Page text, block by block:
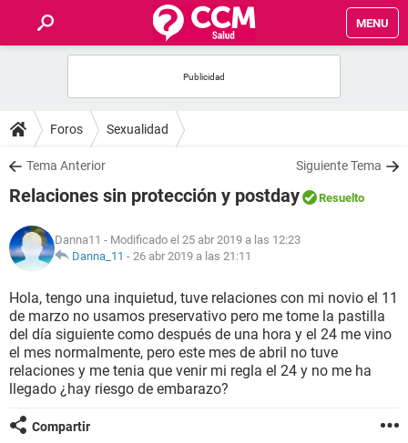
MENU
FOROS
SALUD
NUTRICIÓN
BIENESTAR
SEXUALIDAD
GLOSARIO
Foros Sexualidad
Tema Anterior Siguiente Tema
Relaciones sin protección y postday Resuelto
Danna11 - Modificado el 25 abr 2019 a las 12:23
Danna_11 - 26 abr 2019 a las 21:11
Hola, tengo una inquietud, tuve relaciones con mi novio el 11
de marzo no usamos preservativo pero me tome la pastilla
del día siguiente como después de una hora y el 24 me vino
el mes normalmente, pero este mes de abril no tuve
relaciones y me tenia que venir mi regla el 24 y no me ha
llegado ¿hay riesgo de embarazo?
Compartir